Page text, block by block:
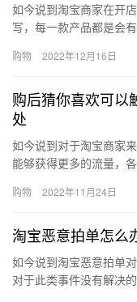
如今说到淘宝商家在开
写，每一款产品都是会
购物 2022年12月16日
购后猜你喜欢可以
处
如今说到对于淘宝商家
能够获得更多的流量，
看吧。…
购物 2022年11月24日
淘宝恶意拍单怎么
如今说到淘宝恶意拍单
对于此类事件没有解决